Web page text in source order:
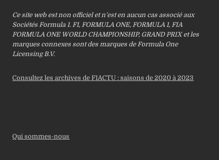
Ce site web est non officiel et n’est en aucun cas associé aux
Sociétés Formula 1. F1, FORMULA ONE, FORMULA 1, FIA
FORMULA ONE WORLD CHAMPIONSHIP, GRAND PRIX et les
marques connexes sont des marques de Formula One
Licensing B.V.
Consultez les archives de F1ACTU : saisons de 2020 à 2023
Qui sommes-nous